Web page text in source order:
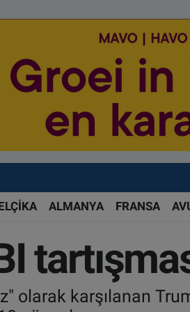
ALMANYA FRANSA
olarak karşılanan